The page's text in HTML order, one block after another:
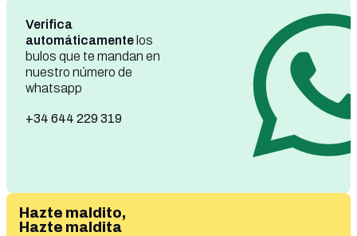
Verifica
automáticamente los
bulos que te mandan en
nuestro número de
whatsapp
+34 644 229 319
Hazte maldito,
Hazte maldita